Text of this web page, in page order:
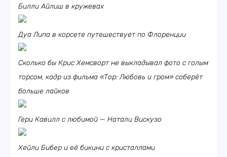
Билли Айлиш в кружевах
Дуа Липа в корсете путешествует по Флоренции
Сколько бы Крис Хемсворт не выкладывал фото с голым
торсом, кадр из фильма «Тор: Любовь и гром» соберёт
больше лайков
Гери Кавилл с любимой — Натали Вискузо
Хейли Бибер и её бикини с кристаллами